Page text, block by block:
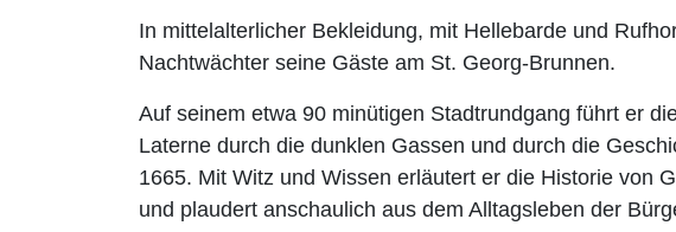
In mittelalterlicher Bekleidung, mit Hellebarde und
Nachtwächter seine Gäste am St. Georg-Brunnen.
Auf seinem etwa 90 minütigen Stadtrundgang führt er
Laterne durch die dunklen Gassen und durch die
1665. Mit Witz und Wissen erläutert er die Historie von
und plaudert anschaulich aus dem Alltagsleben der